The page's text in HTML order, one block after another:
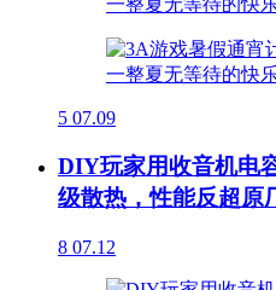
5 07.09
DIY玩家用收音机电
级散热，性能反超原
8 07.12